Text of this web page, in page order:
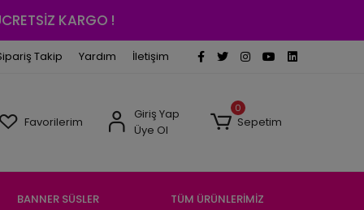
KARGO !
Takip Yardım İletişim
Favorilerim
Giriş Yap
Üye Ol
0
Sepetim
BANNER SÜSLER TÜM ÜRÜNLERİMİZ